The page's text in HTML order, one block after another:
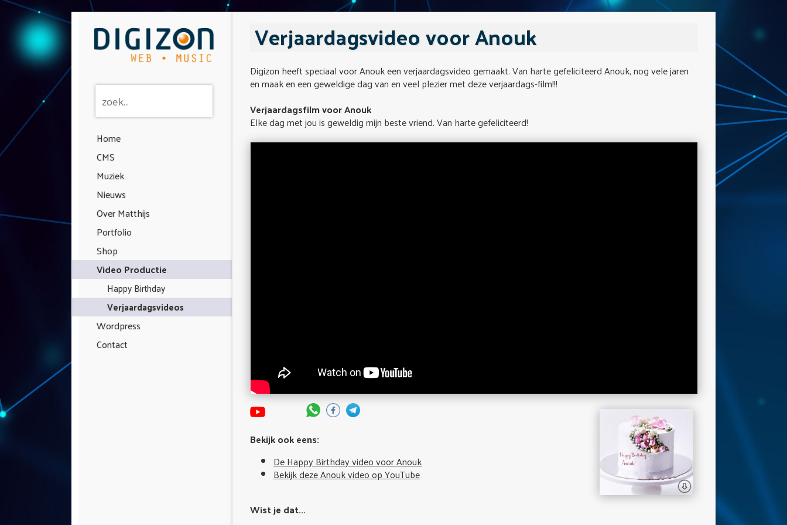
Home
CMS
Muziek
Nieuws
Over Matthijs
Portfolio
Shop
Video Productie
Happy Birthday
Verjaardagsvideos
Wordpress
Contact
Verjaardagsvideo voor Anouk
Digizon heeft speciaal voor Anouk een verjaardagsvideo gemaakt. Van harte gefeliciteerd Anouk, nog vele jaren
en maak en een geweldige dag van en veel plezier met deze verjaardags-film!!!
Verjaardagsfilm voor Anouk
Elke dag met jou is geweldig mijn beste vriend. Van harte gefeliciteerd!
Bekijk ook eens:
De Happy Birthday video voor Anouk
Bekijk deze Anouk video op YouTube
Wist je dat...